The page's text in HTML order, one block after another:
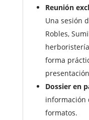
Reunión
Una sesión
Robles,
forma
Dossier en
información
formatos.